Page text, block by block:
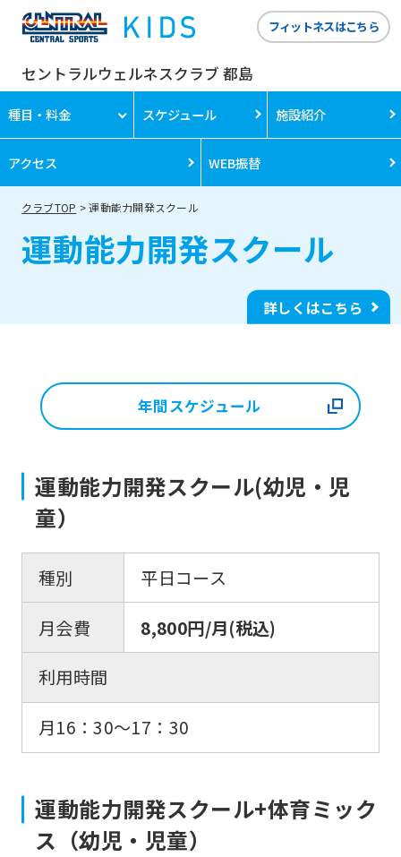
セントラルウェルネスクラブ 都島
フィットネスはこちら
種目・料金 スケジュール 施設紹介
アクセス WEB振替
クラブTOP 運動能力開発スクール
運動能力開発スクール
詳しくはこちら
年間スケジュール
運動能力開発スクール(幼児・児
童）
種別
平日コース
月会費
8,800円/月(税込)
利用時間
月16：30〜17：30
運動能力開発スクール+体育ミック
ス（幼児・児童）